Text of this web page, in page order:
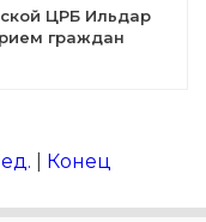
ЦРБ Ильдар
граждан
Конец